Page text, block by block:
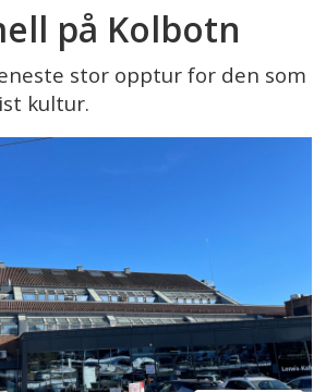
på Kolbotn
stor opptur for den som
kultur.